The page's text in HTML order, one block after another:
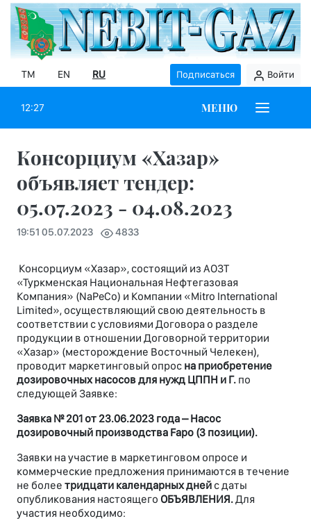
TM EN RU Подписаться Войти
12:27 МЕНЮ
Консорциум «Хазар»
объявляет тендер:
05.07.2023 - 04.08.2023
19:51 05.07.2023 4833
Консорциум «Хазар», состоящий из АОЗТ
«Туркменская Национальная Нефтегазовая
Компания» (NaPeCo) и Компании «Mitro International
Limited», осуществляющий свою деятельность в
соответствии с условиями Договора о разделе
продукции в отношении Договорной территории
«Хазар» (месторождение Восточный Челекен),
проводит маркетинговый опрос на приобретение
дозировочных насосов для нужд ЦППН и Г. по
следующей Заявке:
Заявка № 201 от 23.06.2023 года – Насос
дозировочный производства Fapo (3 позиции).
Заявки на участие в маркетинговом опросе и
коммерческие предложения принимаются в течение
не более тридцати календарных дней с даты
опубликования настоящего ОБЪЯВЛЕНИЯ.Для
участия необходимо: